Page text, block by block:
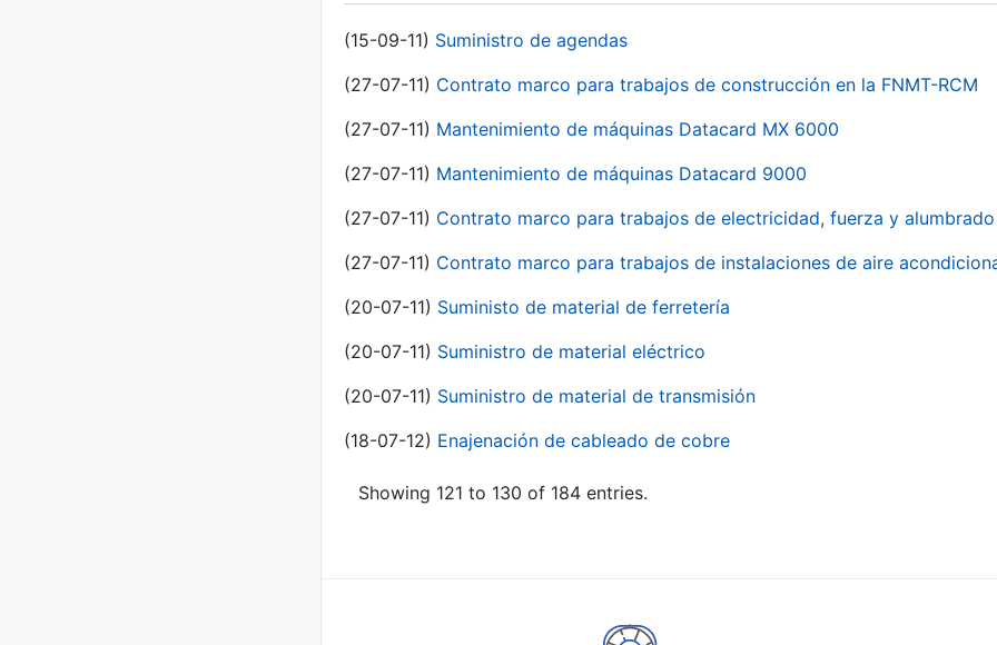
(15-09-11) Suministro de agendas
(27-07-11) Contrato marco para trabajos de construcción en la FNMT-RCM
(27-07-11) Mantenimiento de máquinas Datacard MX 6000
(27-07-11) Mantenimiento de máquinas Datacard 9000
(27-07-11) Contrato marco para trabajos de electricidad, fuerza y alumbrado
(27-07-11) Contrato marco para trabajos de instalaciones de aire
(20-07-11) Suministo de material de ferretería
(20-07-11) Suministro de material eléctrico
(20-07-11) Suministro de material de transmisión
(18-07-12) Enajenación de cableado de cobre
Showing 121 to 130 of 184 entries.